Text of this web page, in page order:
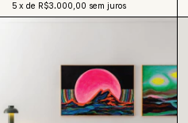
5 x de R$3.000,00 sem juros